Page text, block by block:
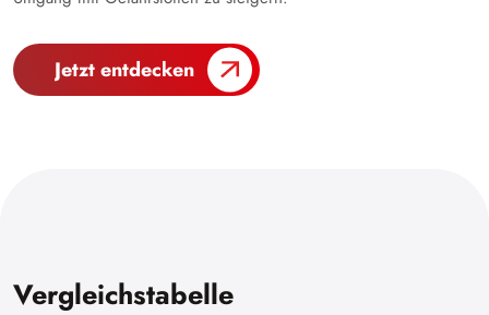
Jetzt entdecken
Vergleichstabelle